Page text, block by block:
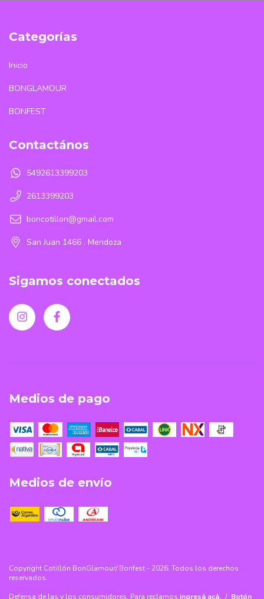
Categorías
Inicio
BONGLAMOUR
BONFEST
Contactános
5492613399203
2613399203
boncotillon@gmail.com
San Juan 1466 . Mendoza
Sigamos conectados
Medios de pago
Medios de envío
Copyright Cotillón BonGlamour/ Bonfest - 2026. Todos los derechos
reservados.
Defensa de las y los consumidores. Para reclamos ingresá acá. / Botón